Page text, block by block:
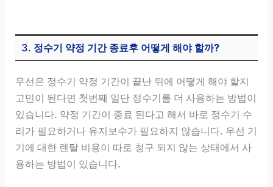
3. 정수기 약정 기간 종료후 어떻게 해야 할까?
우선은 정수기 약정 기간이 끝난 뒤에 어떻게 해야 할지
고민이 된다면 첫번째 일단 정수기를 더 사용하는 방법이
있습니다. 약정 기간이 종료 된다고 해서 바로 정수기 수
리가 필요하거나 유지보수가 필요하지 않습니다. 우선 기
기에 대한 렌탈 비용이 따로 청구 되지 않는 상태에서 사
용하는 방법이 있습니다.